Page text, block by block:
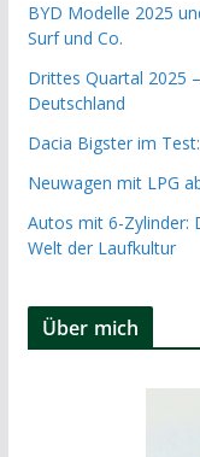
BYD Modelle 2025
Surf und Co.
Drittes Quartal 2025
Deutschland
Dacia Bigster im
Neuwagen mit LPG
Autos mit 6-Zylinder:
Welt der Laufkultur
Über mich